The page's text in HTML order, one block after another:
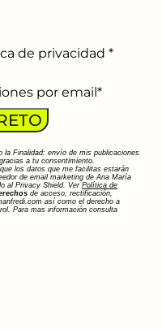
de privacidad *
por email*
la Finalidad: envío de mis publicaciones
a tu consentimiento.
los datos que me facilitas estarán
de email marketing de Ana María
al Privacy Shield. Ver Política de
de acceso, rectificación,
así como el derecho a
Para mas información consulta